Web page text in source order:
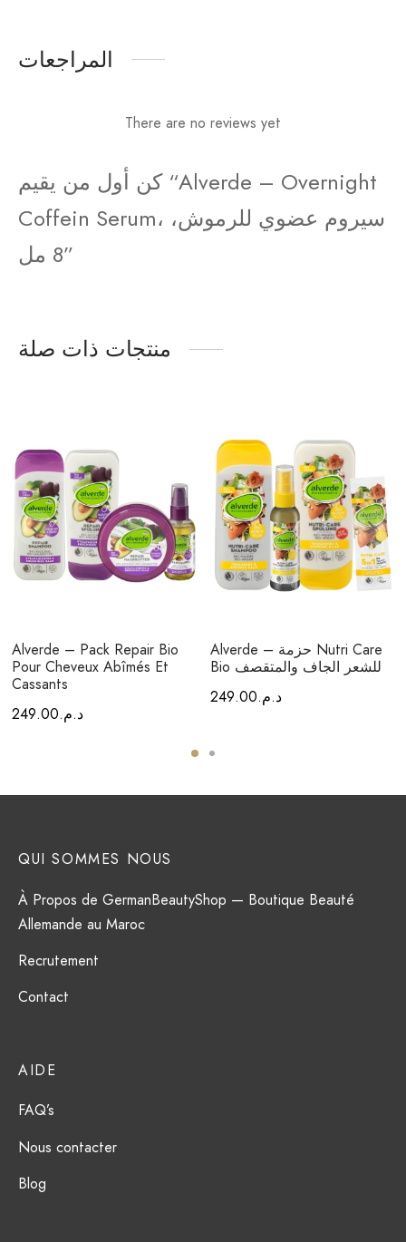
المراجعات
There are no reviews yet
كن أول من يقيم “Alverde – Overnight
Coffein Serum، سيروم عضوي للرموش،
8 مل”
منتجات ذات صلة
Alverde – Pack Repair Bio
Pour Cheveux Abîmés Et
Cassants
د.م.249.00
Alverde – حزمة Nutri Care
Bio للشعر الجاف والمتقصف
د.م.249.00
AIDE
FAQ’s
Nous contacter
Blog
QUI SOMMES NOUS
À Propos de GermanBeautyShop — Boutique Beauté
Allemande au Maroc
Recrutement
Contact